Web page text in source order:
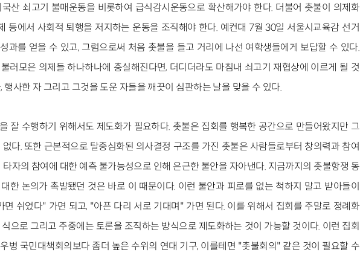
산 쇠고기 불매운동을 비롯하여 급식감시운동으로 확산해가야 한다. 더불어 촛불이 의제화
등에서 사회적 퇴행을 저지하는 운동을 조직해야 한다. 예컨대 7월 30일 서울시교육감 선거
과를 얻을 수 있고, 그럼으로써 처음 촛불을 들고 거리에 나선 여학생들에게 보답할 수 있다.
러모은 의제들 하나하나에 충실해진다면, 더디더라도 마침내 쇠고기 재협상에 이르게 될 것
행사한 자 그리고 그것을 도운 자들을 깨끗이 심판하는 날을 맞을 수 있다.
잘 수행하기 위해서도 제도화가 필요하다. 촛불은 집회를 행복한 공간으로 만들어왔지만 그
다. 또한 근본적으로 탈중심화된 의사결정 구조를 가진 촛불은 사람들로부터 창의력과 참여
자의 참여에 대한 예측 불가능성으로 인해 은근한 불안을 자아낸다. 지금까지의 촛불항쟁 동
한 논의가 촉발됐던 것은 바로 이 때문이다. 이런 불안과 피로를 없는 척하지 말고 받아들이
면 쉬었다" 가면 되고, "아픈 다리 서로 기대며" 가면 된다. 이를 위해서 집회를 주말로 정례화
으로 그리고 주중에는 토론을 조직하는 방식으로 제도화하는 것이 가능할 것이다. 이런 집회
병 국민대책회의보다 좀더 높은 수위의 연대 기구, 이를테면 "촛불회의" 같은 것이 필요할 수